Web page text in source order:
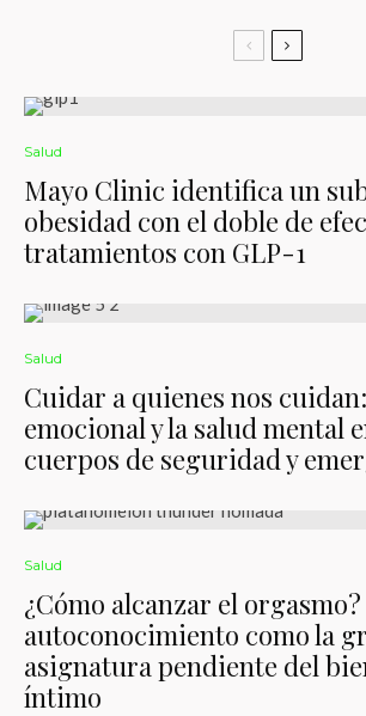
Salud
Mayo Clinic identifica un
obesidad con el doble de
tratamientos con GLP-1
Salud
Cuidar a quienes nos
emocional y la salud mental
cuerpos de seguridad y
Salud
¿Cómo alcanzar el
autoconocimiento como la
asignatura pendiente del
íntimo